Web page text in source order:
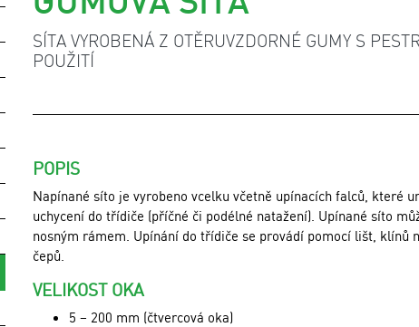
SÍTA VYROBENÁ Z OTĚRUVZDORNÉ GUMY S
POUŽITÍ
POPIS
Napínané síto je vyrobeno vcelku včetně upínacích falců, které
uchycení do třídiče (příčné či podélné natažení). Upínané síto
nosným rámem. Upínání do třídiče se provádí pomocí lišt, klínů
čepů.
VELIKOST OKA
5 – 200 mm (čtvercová oka)